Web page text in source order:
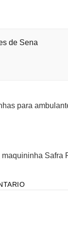
de Sena
para
Safra